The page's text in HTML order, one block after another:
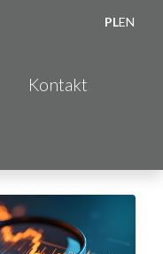
Kontakt
PLEN